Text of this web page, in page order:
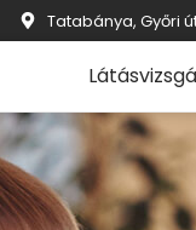
Tatabánya, Győri